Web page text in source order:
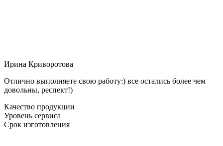
Ирина Криворотова
Отлично выполняете свою работу:) все остались более чем
довольны, респект!)
Качество продукции
Уровень сервиса
Срок изготовления